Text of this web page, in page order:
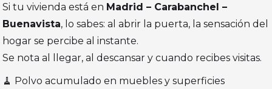
Si tu vivienda está en Madrid – Carabanchel –
Buenavista, lo sabes: al abrir la puerta, la sensación del
hogar se percibe al instante.
Se nota al llegar, al descansar y cuando recibes visitas.
🧹 Polvo acumulado en muebles y superficies